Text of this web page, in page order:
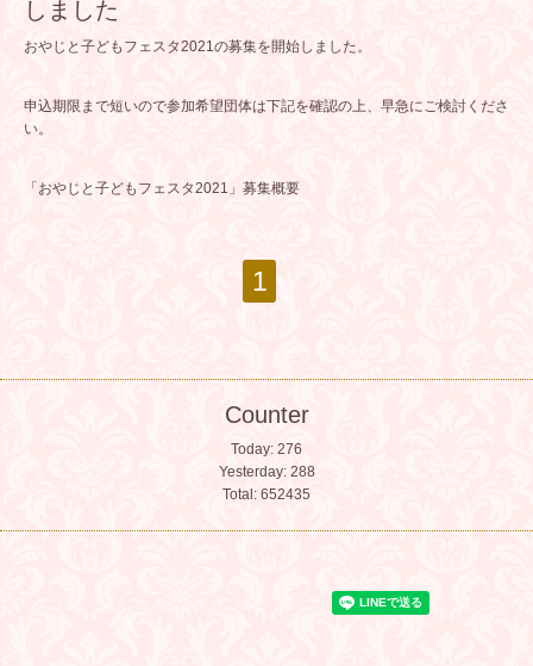
しました
おやじと子どもフェスタ2021の募集を開始しました。
申込期限まで短いので参加希望団体は下記を確認の上、早急にご検討くださ
い。
「おやじと子どもフェスタ2021」募集概要
1
Counter
Today: 276
Yesterday: 288
Total: 652435